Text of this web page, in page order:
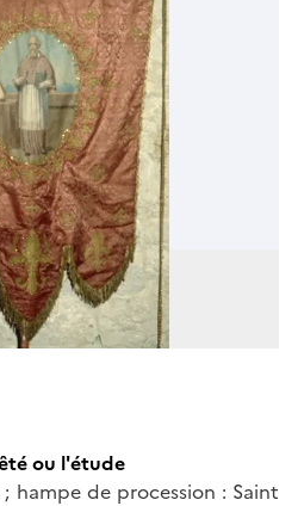
ou l'étude
hampe de procession : Saint